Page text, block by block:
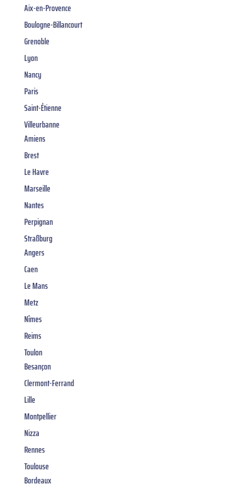
Aix-en-Provence
Boulogne-Billancourt
Grenoble
Lyon
Nancy
Paris
Saint-Étienne
Villeurbanne
Amiens
Brest
Le Havre
Marseille
Nantes
Perpignan
Straßburg
Angers
Caen
Le Mans
Metz
Nîmes
Reims
Toulon
Besançon
Clermont-Ferrand
Lille
Montpellier
Nizza
Rennes
Toulouse
Bordeaux